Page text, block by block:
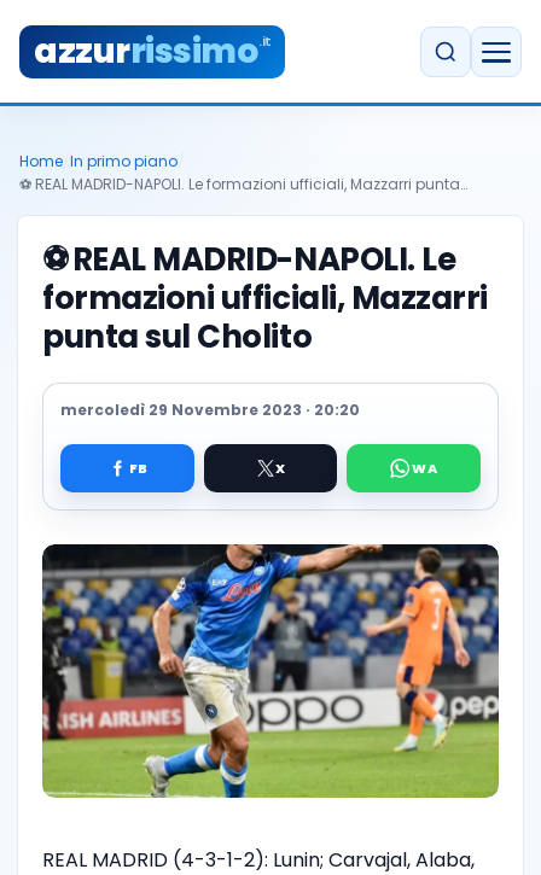
azzurrissimo.it
Home In primo piano
⚽️ REAL MADRID-NAPOLI. Le formazioni ufficiali, Mazzarri punta…
⚽️REAL MADRID-NAPOLI. Le
formazioni ufficiali, Mazzarri
punta sul Cholito
mercoledì 29 Novembre 2023 · 20:20
REAL MADRID (4-3-1-2): Lunin; Carvajal, Alaba,